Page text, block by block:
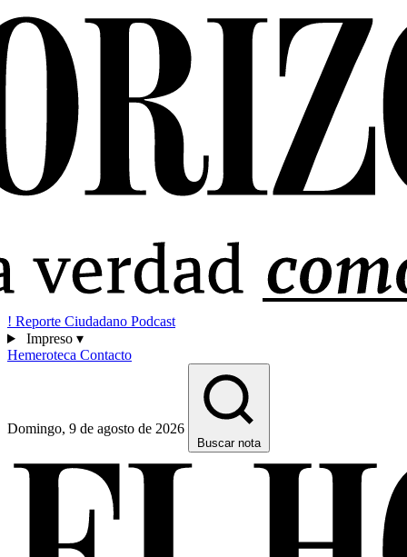
! Reporte Ciudadano Podcast
Impreso ▾
Hemeroteca Contacto
Domingo, 9 de agosto de 2026
Buscar nota